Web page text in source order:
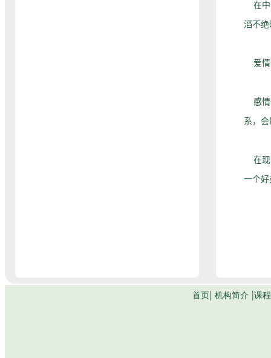
在中
滔不
爱情
感情
系，
在现
一个